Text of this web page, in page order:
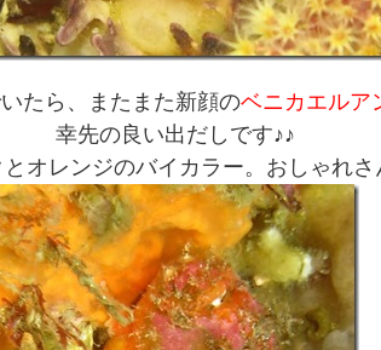
たら、またまた新顔のベニカエルア
幸先の良い出だしです♪♪
オレンジのバイカラー。おしゃれ